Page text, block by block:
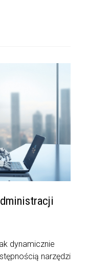
dynamicznie
narzędzi